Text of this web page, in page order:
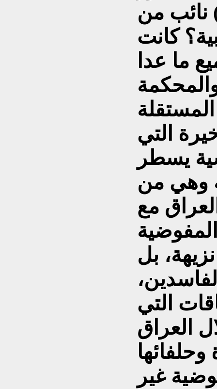
ما يقارب (100) نائب من
كانت
ما عدا
التي
يسطر
وهي من
مع
بل
التي
العراق
غير